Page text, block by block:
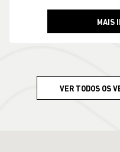
VER TODOS OS
CNPJ: